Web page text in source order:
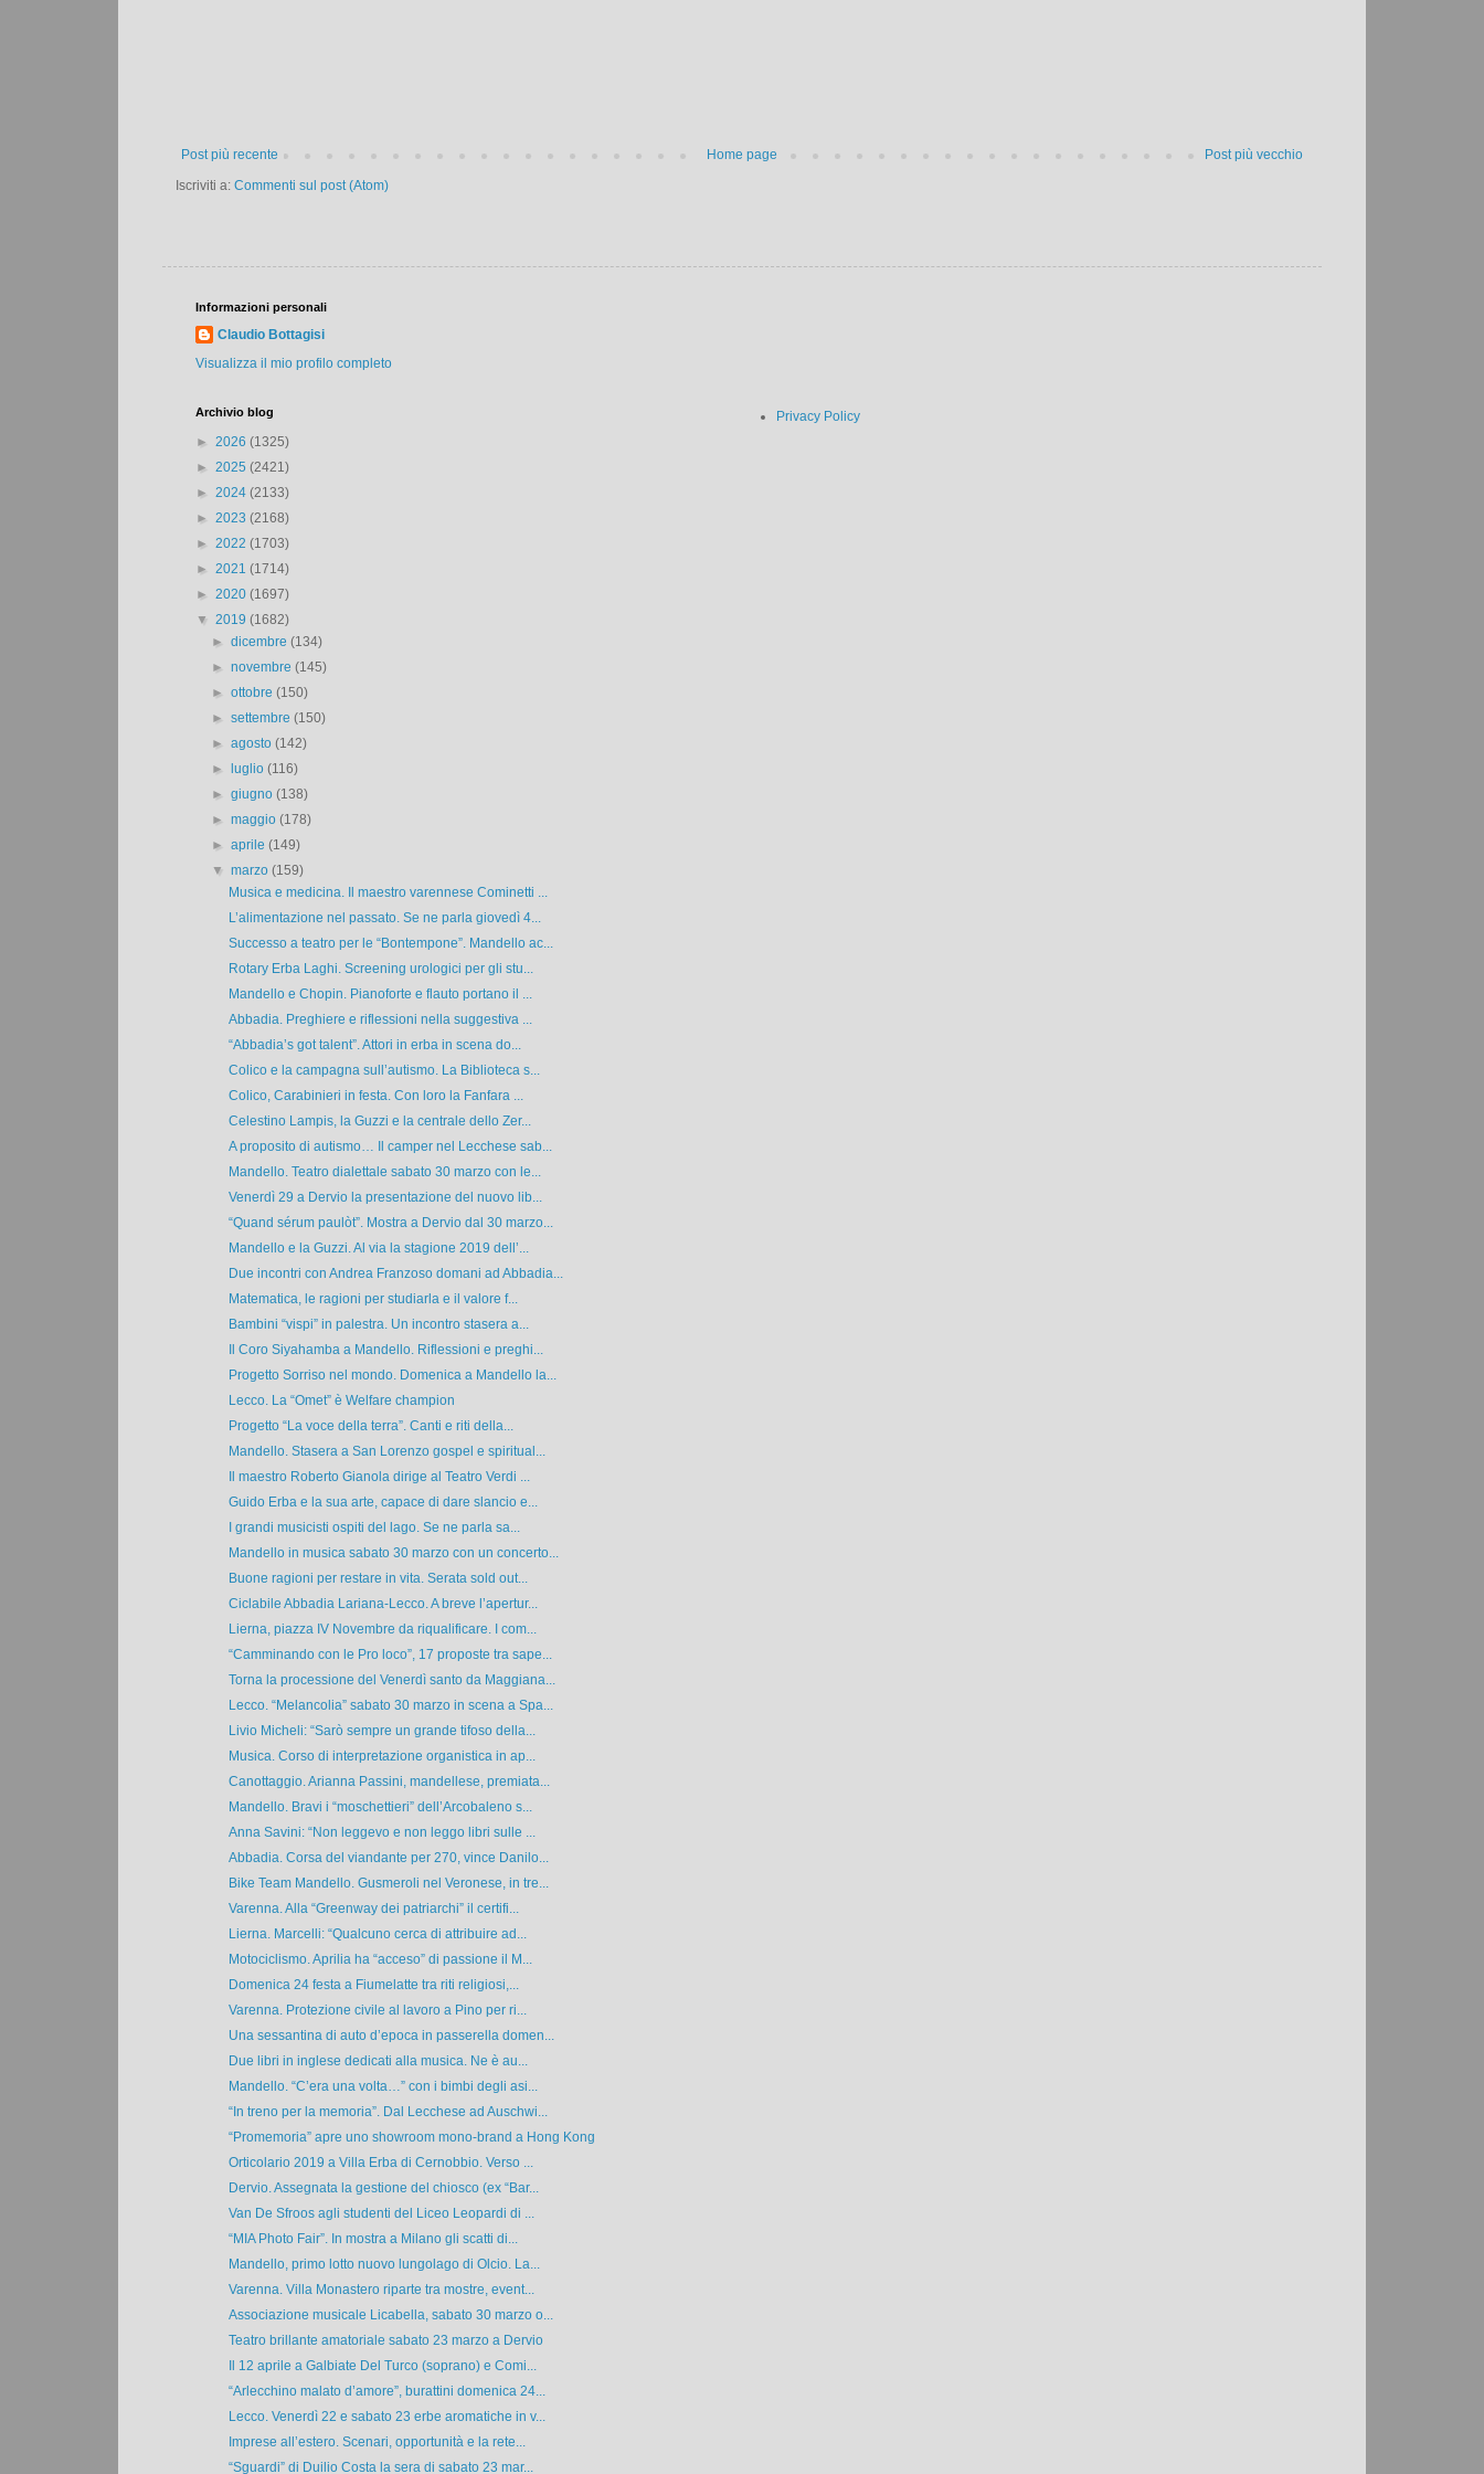
Post più recente Post più vecchio
Home page
Iscriviti a: Commenti sul post (Atom)
Informazioni personali
Claudio Bottagisi
Visualizza il mio profilo completo
Archivio blog
► 2026 (1325)
► 2025 (2421)
► 2024 (2133)
► 2023 (2168)
► 2022 (1703)
► 2021 (1714)
► 2020 (1697)
▼ 2019 (1682)
►dicembre(134)
►novembre(145)
►ottobre(150)
►settembre(150)
►agosto(142)
►
luglio(116)
►giugno(138)
►maggio(178)
►aprile(149)
▼marzo(159)
Musica e medicina. Il maestro varennese Cominetti ...
L’alimentazione nel passato. Se ne parla giovedì 4...
Successo a teatro per le “Bontempone”. Mandello ac...
Rotary Erba Laghi. Screening urologici per gli stu...
Mandello e Chopin. Pianoforte e flauto portano il ...
Abbadia. Preghiere e riflessioni nella suggestiva ...
“Abbadia’s got talent”. Attori in erba in scena do...
Colico e la campagna sull’autismo. La Biblioteca s...
Colico, Carabinieri in festa. Con loro la Fanfara ...
Celestino Lampis, la Guzzi e la centrale dello Zer...
A proposito di autismo… Il camper nel Lecchese sab...
Mandello. Teatro dialettale sabato 30 marzo con le...
Venerdì 29 a Dervio la presentazione del nuovo lib...
“Quand sérum paulòt”. Mostra a Dervio dal 30 marzo...
Mandello e la Guzzi. Al via la stagione 2019 dell’...
Due incontri con Andrea Franzoso domani ad Abbadia...
Matematica, le ragioni per studiarla e il valore f...
Bambini “vispi” in palestra. Un incontro stasera a...
Il Coro Siyahamba a Mandello. Riflessioni e preghi...
Progetto Sorriso nel mondo. Domenica a Mandello la...
Lecco. La “Omet” è Welfare champion
Progetto “La voce della terra”. Canti e riti della...
Mandello. Stasera a San Lorenzo gospel e spiritual...
Il maestro Roberto Gianola dirige al Teatro Verdi ...
Guido Erba e la sua arte, capace di dare slancio e...
I grandi musicisti ospiti del lago. Se ne parla sa...
Mandello in musica sabato 30 marzo con un concerto...
Buone ragioni per restare in vita. Serata sold out...
Ciclabile Abbadia Lariana-Lecco. A breve l’apertur...
Lierna, piazza IV Novembre da riqualificare. I com...
“Camminando con le Pro loco”, 17 proposte tra sape...
Torna la processione del Venerdì santo da Maggiana...
Lecco. “Melancolia” sabato 30 marzo in scena a Spa...
Livio Micheli: “Sarò sempre un grande tifoso della...
Musica. Corso di interpretazione organistica in ap...
Canottaggio. Arianna Passini, mandellese, premiata...
Mandello. Bravi i “moschettieri” dell’Arcobaleno s...
Anna Savini: “Non leggevo e non leggo libri sulle ...
Abbadia. Corsa del viandante per 270, vince Danilo...
Bike Team Mandello. Gusmeroli nel Veronese, in tre...
Varenna. Alla “Greenway dei patriarchi” il certifi...
Lierna. Marcelli: “Qualcuno cerca di attribuire ad...
Motociclismo. Aprilia ha “acceso” di passione il M...
Domenica 24 festa a Fiumelatte tra riti religiosi,...
Varenna. Protezione civile al lavoro a Pino per ri...
Una sessantina di auto d’epoca in passerella domen...
Due libri in inglese dedicati alla musica. Ne è au...
Mandello. “C’era una volta…” con i bimbi degli asi...
“In treno per la memoria”. Dal Lecchese ad Auschwi...
“Promemoria” apre uno showroom mono-brand a Hong Kong
Orticolario 2019 a Villa Erba di Cernobbio. Verso ...
Dervio. Assegnata la gestione del chiosco (ex “Bar...
Van De Sfroos agli studenti del Liceo Leopardi di ...
“MIA Photo Fair”. In mostra a Milano gli scatti di...
Mandello, primo lotto nuovo lungolago di Olcio. La...
Varenna. Villa Monastero riparte tra mostre, event...
Associazione musicale Licabella, sabato 30 marzo o...
Teatro brillante amatoriale sabato 23 marzo a Dervio
Il 12 aprile a Galbiate Del Turco (soprano) e Comi...
“Arlecchino malato d’amore”, burattini domenica 24...
Lecco. Venerdì 22 e sabato 23 erbe aromatiche in v...
Imprese all’estero. Scenari, opportunità e la rete...
“Sguardi” di Duilio Costa la sera di sabato 23 mar...
Privacy Policy